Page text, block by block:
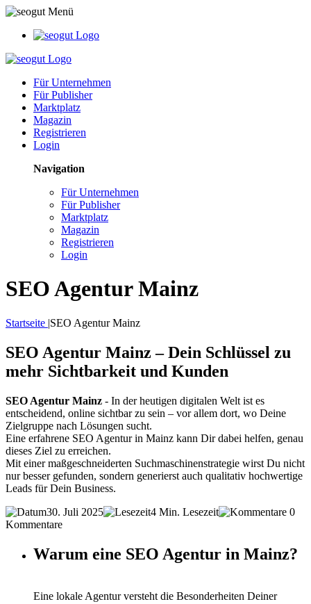
Für Unternehmen
Für Publisher
Marktplatz
Magazin
Registrieren
Login
Navigation
Für Unternehmen
Für Publisher
Marktplatz
Magazin
Registrieren
Login
SEO Agentur Mainz
Startseite |SEO Agentur Mainz
SEO Agentur Mainz – Dein Schlüssel zu
mehr Sichtbarkeit und Kunden
SEO Agentur Mainz - In der heutigen digitalen Welt ist es
entscheidend, online sichtbar zu sein – vor allem dort, wo Deine
Zielgruppe nach Lösungen sucht.
Eine erfahrene SEO Agentur in Mainz kann Dir dabei helfen, genau
dieses Ziel zu erreichen.
Mit einer maßgeschneiderten Suchmaschinenstrategie wirst Du nicht
nur besser gefunden, sondern generierst auch qualitativ hochwertige
Leads für Dein Business.
30. Juli 2025
4 Min. Lesezeit
0
Kommentare
Warum eine SEO Agentur in Mainz?
Eine lokale Agentur versteht die Besonderheiten Deiner